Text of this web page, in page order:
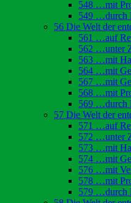
548 …mit
549 …durch
56 Die Welt der
561 …auf
562 …unter
563 …mit
564 …mit
567 …mit
568 …mit
569 …durch
57 Die Welt der
571 …auf
572 …unter
573 …mit
574 …mit
576 …mit
578 …mit
579 …durch